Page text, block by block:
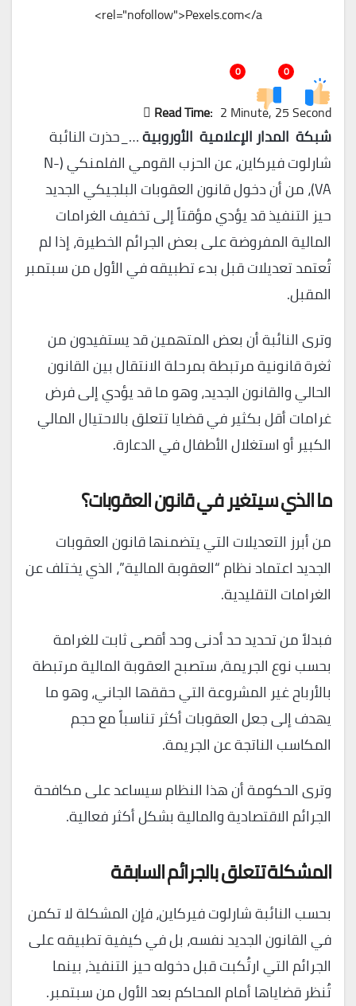
rel="nofollow">Pexels.com</a>
0
0
Read Time: 2 Minute, 25 Second
شبكة المدار الإعلامية الأوروبية…_حذرت النائبة
شارلوت فيركاين، عن الحزب القومي الفلمنكي (N-
VA)، من أن دخول قانون العقوبات البلجيكي الجديد
حيز التنفيذ قد يؤدي مؤقتاً إلى تخفيف الغرامات
المالية المفروضة على بعض الجرائم الخطيرة، إذا لم
تُعتمد تعديلات قبل بدء تطبيقه في الأول من سبتمبر
المقبل.
وترى النائبة أن بعض المتهمين قد يستفيدون من
ثغرة قانونية مرتبطة بمرحلة الانتقال بين القانون
الحالي والقانون الجديد، وهو ما قد يؤدي إلى فرض
غرامات أقل بكثير في قضايا تتعلق بالاحتيال المالي
الكبير أو استغلال الأطفال في الدعارة.
ما الذي سيتغير في قانون العقوبات؟
من أبرز التعديلات التي يتضمنها قانون العقوبات
الجديد اعتماد نظام “العقوبة المالية”، الذي يختلف عن
الغرامات التقليدية.
فبدلاً من تحديد حد أدنى وحد أقصى ثابت للغرامة
بحسب نوع الجريمة، ستصبح العقوبة المالية مرتبطة
بالأرباح غير المشروعة التي حققها الجاني، وهو ما
يهدف إلى جعل العقوبات أكثر تناسباً مع حجم
المكاسب الناتجة عن الجريمة.
وترى الحكومة أن هذا النظام سيساعد على مكافحة
الجرائم الاقتصادية والمالية بشكل أكثر فعالية.
المشكلة تتعلق بالجرائم السابقة
بحسب النائبة شارلوت فيركاين، فإن المشكلة لا تكمن
في القانون الجديد نفسه، بل في كيفية تطبيقه على
الجرائم التي ارتُكبت قبل دخوله حيز التنفيذ، بينما
تُنظر قضاياها أمام المحاكم بعد الأول من سبتمبر.